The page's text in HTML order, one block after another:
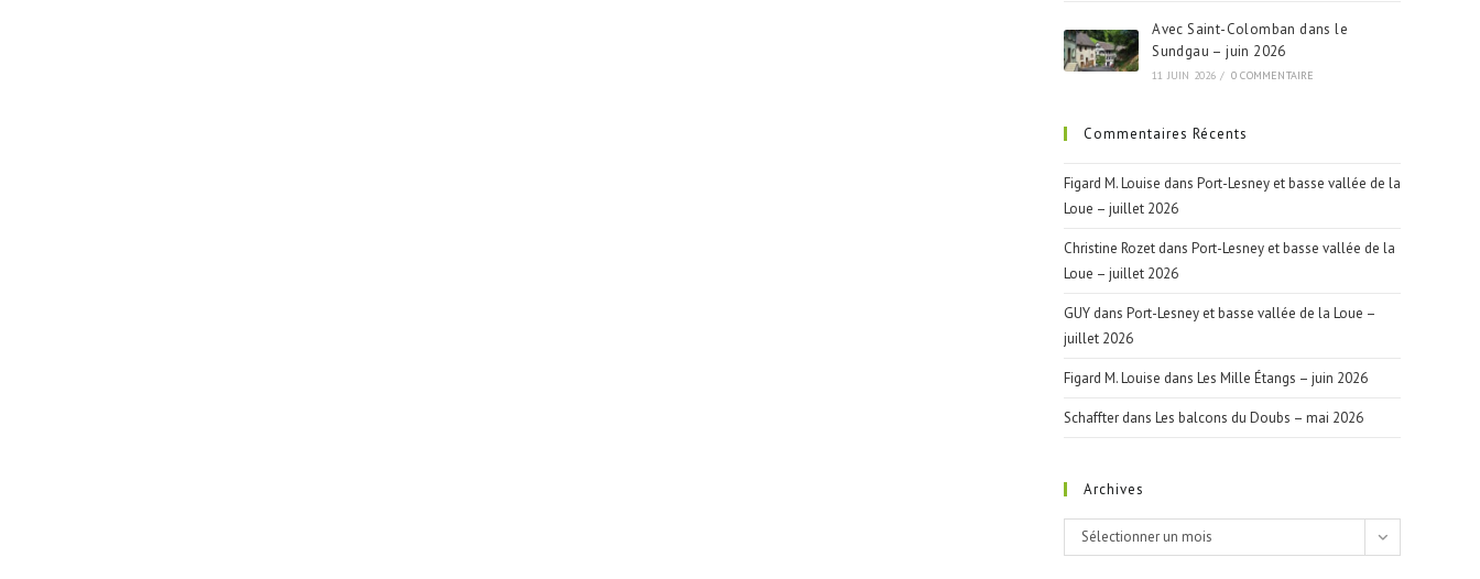
Avec Saint-Colomban dans le
Sundgau – juin 2026
11 JUIN 2026 / 0 COMMENTAIRE
Commentaires Récents
Figard M. Louise dans Port-Lesney et basse vallée de la
Loue – juillet 2026
Christine Rozet dans Port-Lesney et basse vallée de la
Loue – juillet 2026
GUY dans Port-Lesney et basse vallée de la Loue –
juillet 2026
Figard M. Louise dans Les Mille Étangs – juin 2026
Schaffter dans Les balcons du Doubs – mai 2026
Archives
Archives
Sélectionner un mois